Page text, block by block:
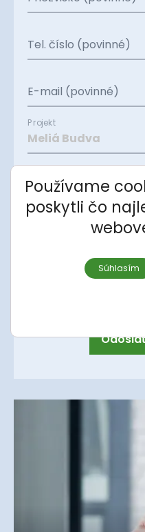
Tel. číslo (povinné)
E-mail (povinné)
Projekt
Apartmán
Používame
poskytli čo
Súhlasím